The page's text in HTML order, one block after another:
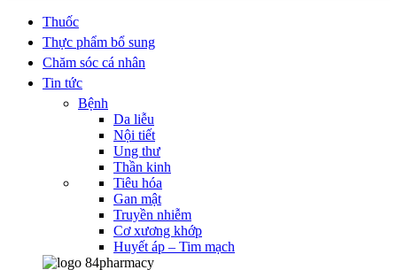
Thuốc
Thực phẩm bổ sung
Chăm sóc cá nhân
Tin tức
Bệnh
Da liễu
Nội tiết
Ung thư
Thần kinh
Tiêu hóa
Gan mật
Truyền nhiễm
Cơ xương khớp
Huyết áp – Tim mạch